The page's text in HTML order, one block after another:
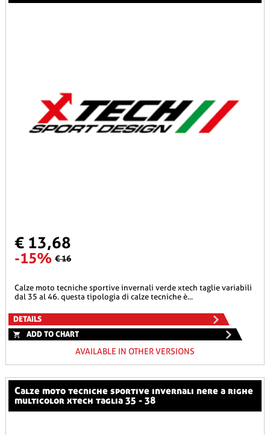
€ 13,68
-15% € 16
calze moto tecniche sportive invernali verde xtech taglie variabili
dal 35 al 46. questa tipologia di calze tecniche è...
DETAILS
ADD TO CHART
AVAILABLE IN OTHER VERSIONS
calze moto tecniche sportive invernali nere a righe
multicolor xtech taglia 35 - 38